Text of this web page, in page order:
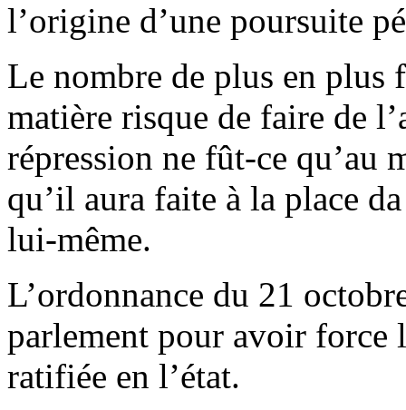
l’origine d’une poursuite
Le nombre de plus en plus
matière risque de faire de
répression ne fût-ce qu’au
qu’il aura faite à la place
lui-même.
L’ordonnance du 21
parlement pour avoir force
ratifiée en l’état.